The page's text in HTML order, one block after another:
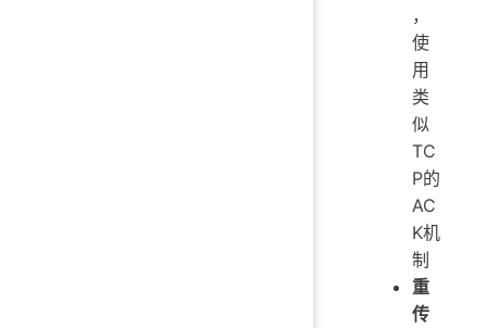
，
使
用
类
似
TC
P的
AC
K机
制
重
传